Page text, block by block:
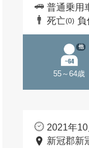
普通乗用
死亡(0) 負
55～64歳
他
2021年
新冠郡新